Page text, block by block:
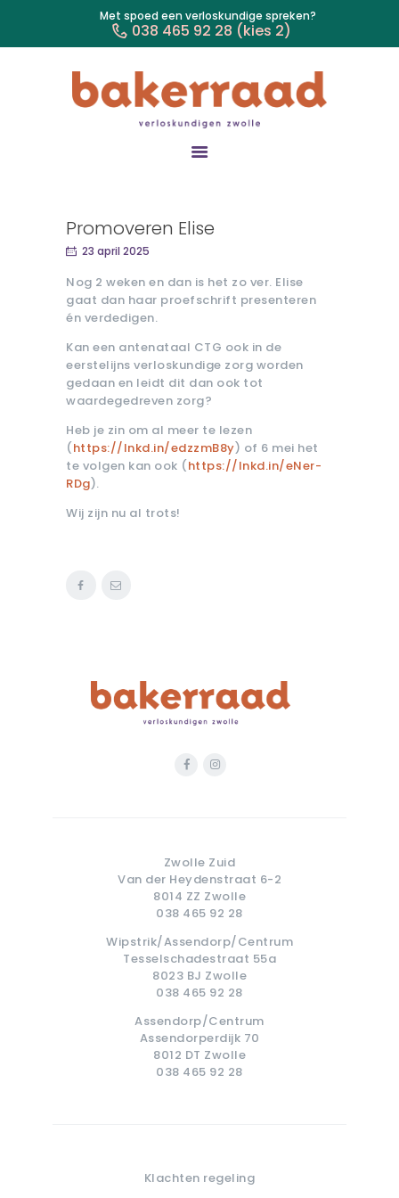
Met spoed een verloskundige spreken?
038 465 92 28 (kies 2)
HOME
KINDERWENS
KRAAMTIJD
ANTICONCEPTIE &
MISKRAAM
PRAKTIJK
CONTACT
Promoveren Elise
23 april 2025
Nog 2 weken en dan is het zo ver. Elise
gaat dan haar proefschrift presenteren
én verdedigen.
Kan een antenataal CTG ook in de
eerstelijns verloskundige zorg worden
gedaan en leidt dit dan ook tot
waardegedreven zorg?
Heb je zin om al meer te lezen
(https://lnkd.in/edzzmB8y) of 6 mei het
te volgen kan ook (https://lnkd.in/eNer-
RDg).
Wij zijn nu al trots!
Zwolle Zuid
Van der Heydenstraat 6-2
8014 ZZ Zwolle
038 465 92 28
Wipstrik/Assendorp/Centrum
Tesselschadestraat 55a
8023 BJ Zwolle
038 465 92 28
Assendorp/Centrum
Assendorperdijk 70
8012 DT Zwolle
038 465 92 28
Klachten regeling